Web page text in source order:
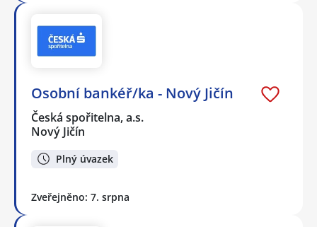
Osobní bankéř/ka - Nový Jičín
Česká spořitelna, a.s.
Nový Jičín
Plný úvazek
Zveřejněno: 7. srpna